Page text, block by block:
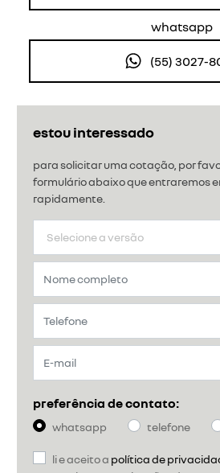
estou interessado
para solicitar uma cotação, por
formulário abaixo que entraremos
rapidamente.
preferência de contato:
whatsapp telefone
li e aceito a política de
whatsapp
(55) 3027-